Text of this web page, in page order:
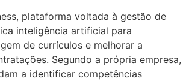
plataforma voltada à gestão de
inteligência artificial para
de currículos e melhorar a
Segundo a própria empresa,
a identificar competências